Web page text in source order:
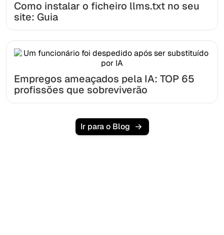
Como instalar o ficheiro llms.txt no seu
site: Guia
Empregos ameaçados pela IA: TOP 65
profissões que sobreviverão
Ir para o Blog